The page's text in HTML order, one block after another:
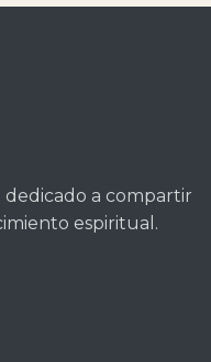
dedicado a compartir
espiritual.